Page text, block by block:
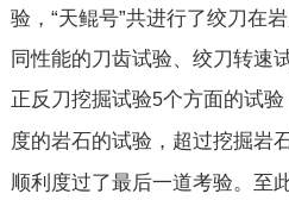
验，“天鲲号”共进行了绞刀在
同性能的刀齿试验、绞刀转速
正反刀挖掘试验5个方面的试
度的岩石的试验，超过挖掘岩
顺利度过了最后一道考验。至